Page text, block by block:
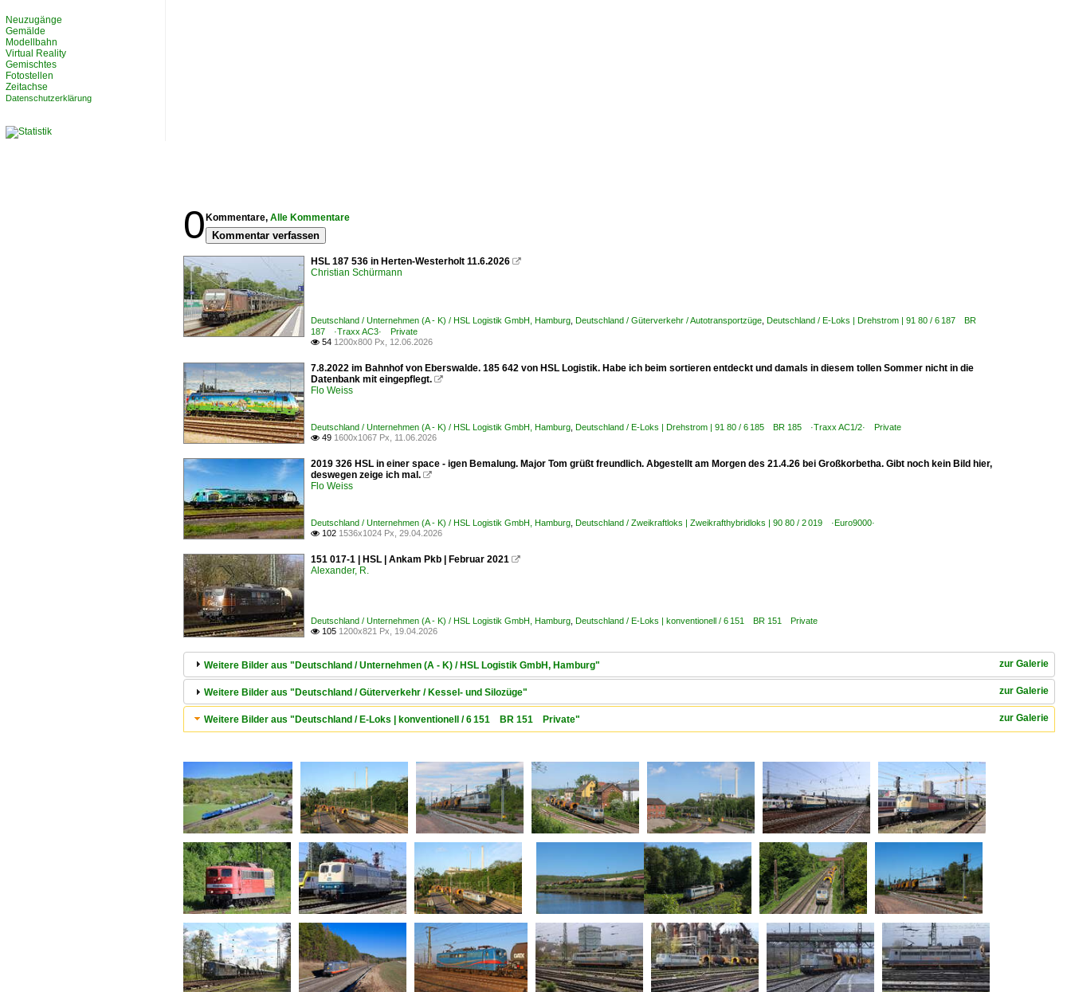
0 Kommentare, Alle Kommentare
Kommentar verfassen
HSL 187 536 in Herten-Westerholt 11.6.2026 
Christian Schürmann
Deutschland / Unternehmen (A - K) / HSL Logistik GmbH, Hamburg Deutschland / Güterverkehr / Autotransportzüge Deutschland / E-Loks | Drehstrom | 91 80 / 6 187 BR
187 ·Traxx AC3· Private
 54 1200x800 Px, 12.06.2026
7.8.2022 im Bahnhof von Eberswalde. 185 642 von HSL Logistik. Habe ich beim sortieren entdeckt und damals in diesem tollen Sommer nicht in die
Datenbank mit eingepflegt. 
Flo Weiss
Deutschland / Unternehmen (A - K) / HSL Logistik GmbH, Hamburg Deutschland / E-Loks | Drehstrom | 91 80 / 6 185 BR 185 ·Traxx AC1/2· Private
 49 1600x1067 Px, 11.06.2026
2019 326 HSL in einer space - igen Bemalung. Major Tom grüßt freundlich. Abgestellt am Morgen des 21.4.26 bei Großkorbetha. Gibt noch kein Bild hier,
deswegen zeige ich mal. 
Flo Weiss
Deutschland / Unternehmen (A - K) / HSL Logistik GmbH, Hamburg Deutschland / Zweikraftloks | Zweikrafthybridloks | 90 80 / 2 019 ·Euro9000·
 102 1536x1024 Px, 29.04.2026
151 017-1 | HSL | Ankam Pkb | Februar 2021 
Alexander, R.
Deutschland / Unternehmen (A - K) / HSL Logistik GmbH, Hamburg Deutschland / E-Loks | konventionell / 6 151 BR 151 Private
 105 1200x821 Px, 19.04.2026
zur Galerie
Weitere Bilder aus "Deutschland / Unternehmen (A - K) / HSL Logistik GmbH, Hamburg"
zur Galerie
Weitere Bilder aus "Deutschland / Güterverkehr / Kessel- und Silozüge"
zur Galerie
Weitere Bilder aus "Deutschland / E-Loks | konventionell / 6 151 BR 151 Private"
Neuzugänge
Gemälde
Modellbahn
Virtual Reality
Gemischtes
Fotostellen
Zeitachse
Datenschutzerklärung